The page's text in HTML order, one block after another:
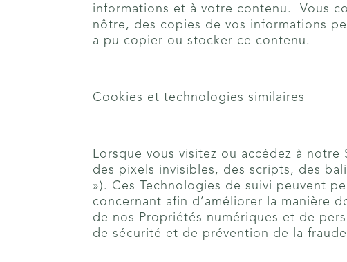
informations et à votre contenu. Vous
nôtre, des copies de vos informations
a pu copier ou stocker ce contenu.
Cookies et technologies similaires
Lorsque vous visitez ou accédez à
des pixels invisibles, des scripts, des
»). Ces Technologies de suivi peuvent
concernant afin d’améliorer la manière
de nos Propriétés numériques et de
de sécurité et de prévention de la